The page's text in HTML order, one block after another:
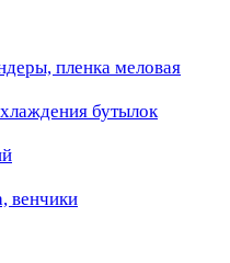
пленка меловая
бутылок
венчики